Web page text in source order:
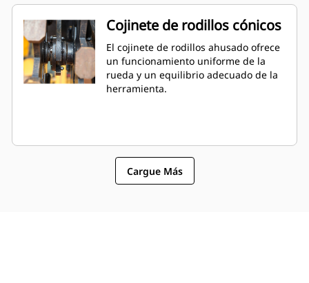
Cojinete de rodillos cónicos
El cojinete de rodillos ahusado ofrece
un funcionamiento uniforme de la
rueda y un equilibrio adecuado de la
herramienta.
Cargue Más